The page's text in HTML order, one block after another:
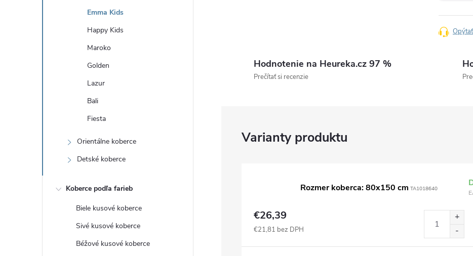
Emma Kids
Happy Kids
Maroko
Golden
Lazur
Bali
Fiesta
Orientálne koberce
Detské koberce
Koberce podľa farieb
Biele kusové koberce
Sivé kusové koberce
Béžové kusové koberce
Hodnotenie na Heureka.cz 97 %
Prečítať si recenzie
Rozmer koberca: 80x150 cm TA1018640
€26,39
€21,81 bez DPH